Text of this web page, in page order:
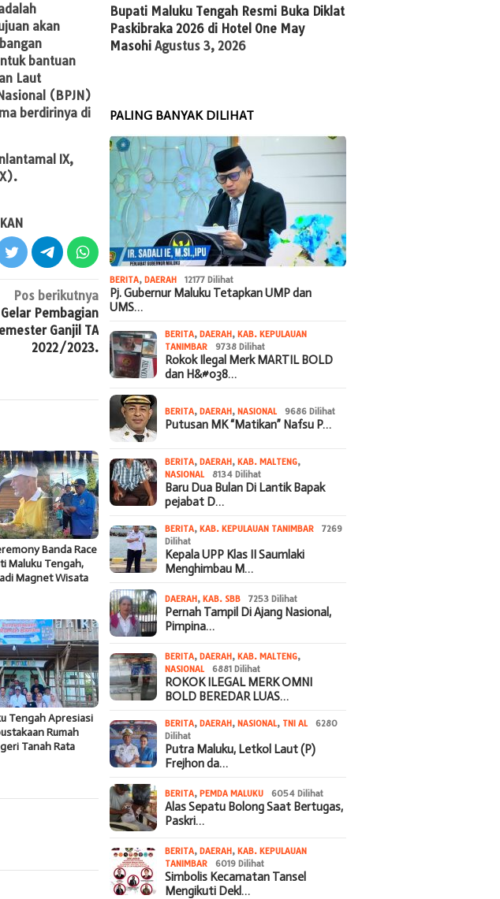
akan
bantuan
Laut
(BPJN)
berdirinya di
IX,
Pos berikutnya
Pembagian
Ganjil TA
2022/2023.
Banda Race
Maluku Tengah,
Magnet Wisata
Tengah Apresiasi
Rumah
Tanah Rata
Bupati Maluku Tengah Resmi Buka Diklat
Paskibraka 2026 di Hotel One May
Masohi Agustus 3, 2026
PALING BANYAK DILIHAT
BERITA,DAERAH 12177 Dilihat
Pj. Gubernur Maluku Tetapkan UMP dan
UMS…
BERITA,DAERAH,KAB. KEPULAUAN
TANIMBAR
9738 Dilihat
Rokok Ilegal Merk MARTIL BOLD
dan H&#038…
BERITA,DAERAH,NASIONAL 9686 Dilihat
Putusan MK “Matikan” Nafsu P…
BERITA,DAERAH,KAB. MALTENG,
NASIONAL
8134 Dilihat
Baru Dua Bulan Di Lantik Bapak
pejabat D…
BERITA,KAB. KEPULAUAN TANIMBAR
7269
Dilihat
Kepala UPP Klas II Saumlaki
Menghimbau M…
DAERAH,KAB. SBB 7253 Dilihat
Pernah Tampil Di Ajang Nasional,
Pimpina…
BERITA,DAERAH,KAB. MALTENG,
NASIONAL
6881 Dilihat
ROKOK ILEGAL MERK OMNI
BOLD BEREDAR LUAS…
BERITA,DAERAH,NASIONAL, TNI AL
6280
Dilihat
Putra Maluku, Letkol Laut (P)
Frejhon da…
BERITA,PEMDA MALUKU 6054 Dilihat
Alas Sepatu Bolong Saat Bertugas,
Paskri…
BERITA,DAERAH,KAB. KEPULAUAN
TANIMBAR
6019 Dilihat
Simbolis Kecamatan Tansel
Mengikuti Dekl…